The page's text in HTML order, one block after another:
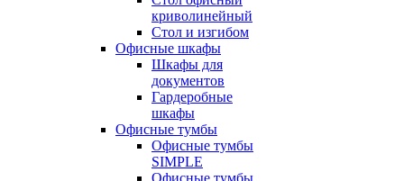
криволинейный
Стол и изгибом
Офисные шкафы
Шкафы для
документов
Гардеробные
шкафы
Офисные тумбы
Офисные тумбы
SIMPLE